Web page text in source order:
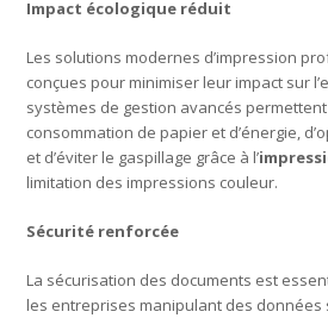
Impact écologique réduit
Les solutions modernes d’impression
conçues pour minimiser leur impact sur
systèmes de gestion avancés
consommation de papier et d’énergie,
et d’éviter le gaspillage grâce à l’
limitation des impressions couleur.
Sécurité renforcée
La sécurisation des documents est
les entreprises manipulant des données